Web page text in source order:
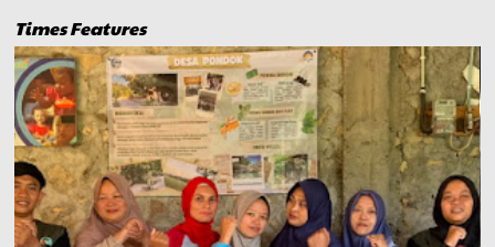
Times Features